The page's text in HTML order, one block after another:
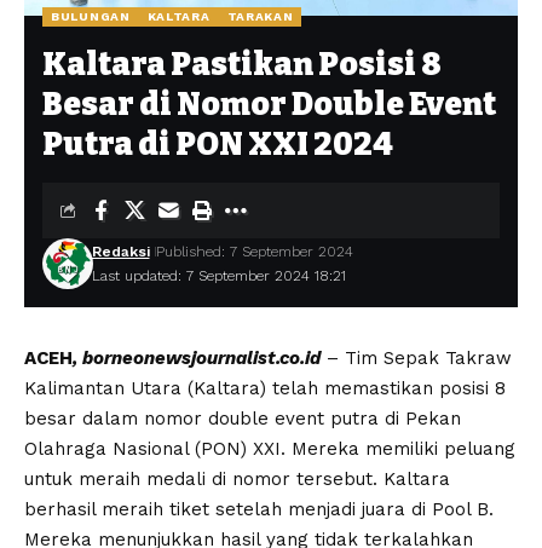
BULUNGAN KALTARA TARAKAN
Kaltara Pastikan Posisi 8
Besar di Nomor Double Event
Putra di PON XXI 2024
Last updated: 7 September 2024 18:21
Redaksi Published: 7 September 2024
ACEH, borneonewsjournalist.co.id– Tim Sepak Takraw
Kalimantan Utara (Kaltara) telah memastikan posisi 8
besar dalam nomor double event putra di Pekan
Olahraga Nasional (PON) XXI. Mereka memiliki peluang
untuk meraih medali di nomor tersebut. Kaltara
berhasil meraih tiket setelah menjadi juara di Pool B.
Mereka menunjukkan hasil yang tidak terkalahkan